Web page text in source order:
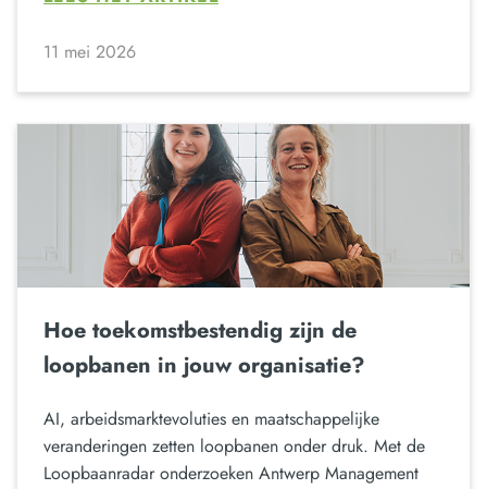
11 mei 2026
Hoe toekomstbestendig zijn de
loopbanen in jouw organisatie?
AI, arbeidsmarktevoluties en maatschappelijke
veranderingen zetten loopbanen onder druk. Met de
Loopbaanradar onderzoeken Antwerp Management